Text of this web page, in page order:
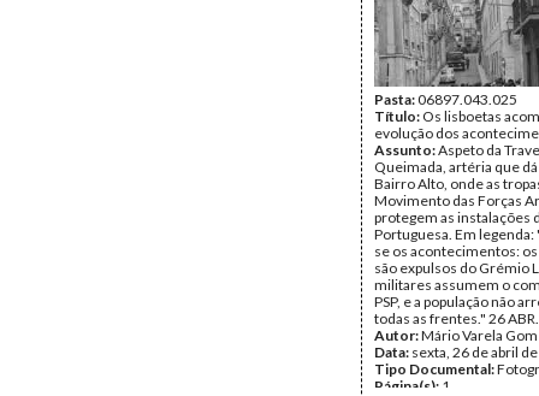
Pasta:06897.043.025
Título: Os lisboetas
evolução dos
Assunto:Aspeto da
Queimada, artéria que
Bairro Alto, onde as
Movimento das Forças
protegem as instalações
Portuguesa. Em
se os acontecimentos:
são expulsos do Grémio
militares assumem o
PSP, e a população não
todas as frentes." 26
Autor:Mário Varela
Data: sexta, 26 de abril
Tipo Documental:
Página(s): 1